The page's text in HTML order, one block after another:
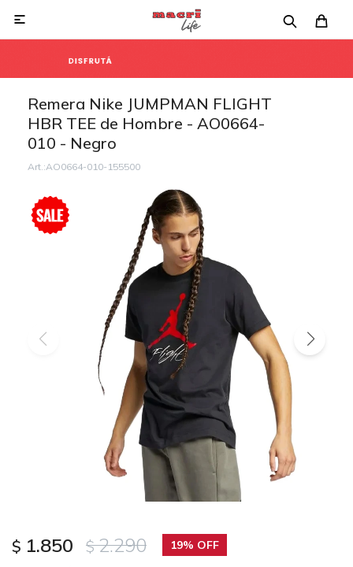

Remera Nike JUMPMAN FLIGHT
HBR TEE de Hombre - AO0664-
010 - Negro
AO0664-010-155500
$ 1.850 $ 2.290 19